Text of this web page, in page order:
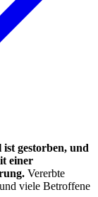
gestorben, und
einer
Vererbte
viele Betroffene